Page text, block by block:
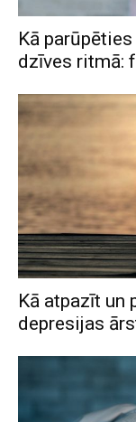
Kā
dzīves ritmā:
Kā atpazīt un
depresijas